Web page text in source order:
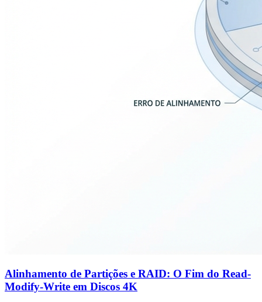
Alinhamento de Partições e RAID: O Fim do Read-
Modify-Write em Discos 4K